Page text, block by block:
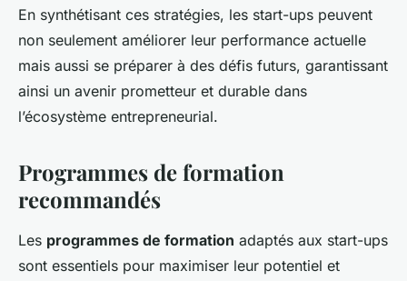
En synthétisant ces stratégies, les start-ups peuvent
non seulement améliorer leur performance actuelle
mais aussi se préparer à des défis futurs, garantissant
ainsi un avenir prometteur et durable dans
l’écosystème entrepreneurial.
Programmes de formation
recommandés
Les programmes de formation adaptés aux start-ups
sont essentiels pour maximiser leur potentiel et